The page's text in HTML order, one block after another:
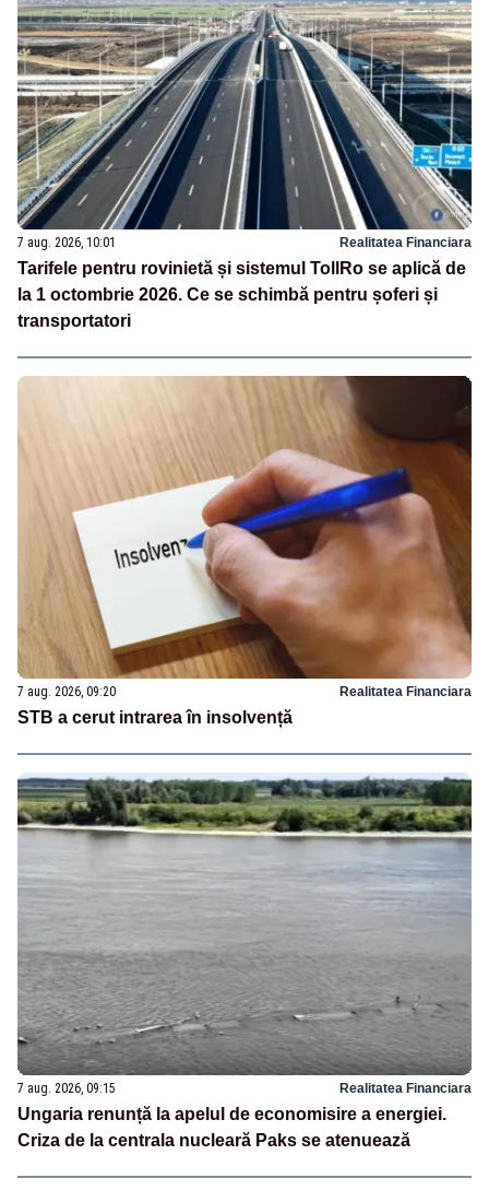
7 aug. 2026, 10:01 Realitatea Financiara
Tarifele pentru rovinietă și sistemul TollRo se aplică de
la 1 octombrie 2026. Ce se schimbă pentru șoferi și
transportatori
7 aug. 2026, 09:20 Realitatea Financiara
STB a cerut intrarea în insolvență
7 aug. 2026, 09:15 Realitatea Financiara
Ungaria renunță la apelul de economisire a energiei.
Criza de la centrala nucleară Paks se atenuează